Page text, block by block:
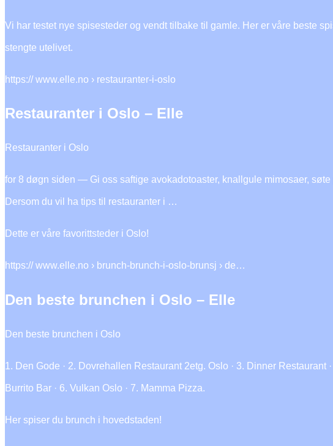
Vi har testet nye spisesteder og vendt tilbake til gamle. Her er våre beste
stengte utelivet.
https:// www.elle.no › restauranter-i-oslo
Restauranter i Oslo – Elle
Restauranter i Oslo
for 8 døgn siden — Gi oss saftige avokadotoaster, knallgule mimosaer,
Dersom du vil ha tips til restauranter i …
Dette er våre favorittsteder i Oslo!
https:// www.elle.no › brunch-brunch-i-oslo-brunsj › de…
Den beste brunchen i Oslo – Elle
Den beste brunchen i Oslo
1. Den Gode · 2. Dovrehallen Restaurant 2etg. Oslo · 3. Dinner Restaurant
Burrito Bar · 6. Vulkan Oslo · 7. Mamma Pizza.
Her spiser du brunch i hovedstaden!